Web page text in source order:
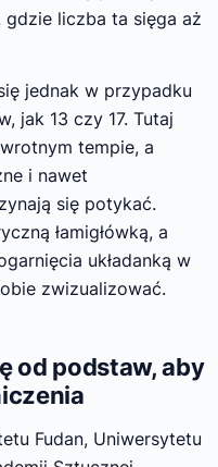
liczba ta sięga aż
jednak w przypadku
jak 13 czy 17. Tutaj
tempie, a
i nawet
się potykać.
łamigłówką, a
układanką w
zwizualizować.
od podstaw, aby
Fudan, Uniwersytetu